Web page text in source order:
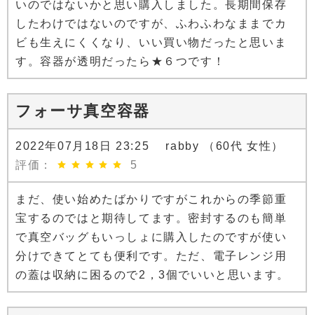
いのではないかと思い購入しました。長期間保存
したわけではないのですが、ふわふわなままでカ
ビも生えにくくなり、いい買い物だったと思いま
す。容器が透明だったら★６つです！
フォーサ真空容器
2022年07月18日 23:25 rabby （60代 女性）
評価：
5
まだ、使い始めたばかりですがこれからの季節重
宝するのではと期待してます。密封するのも簡単
で真空バッグもいっしょに購入したのですが使い
分けできてとても便利です。ただ、電子レンジ用
の蓋は収納に困るので2，3個でいいと思います。